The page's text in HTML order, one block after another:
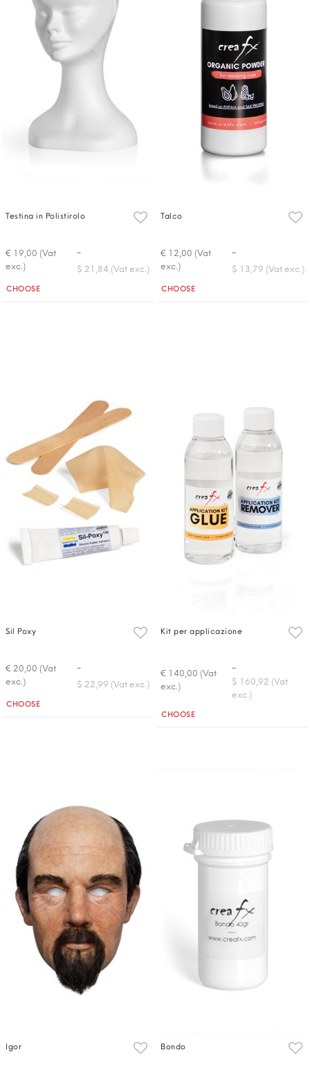
Testina in Polistirolo
€ 19,00 (Vat
exc.)
-
$ 21,84 (Vat exc.)
Quantità
CHOOSE
Talco
€ 12,00 (Vat
exc.)
-
$ 13,79 (Vat exc.)
Quantità
CHOOSE
Sil Poxy
€ 20,00 (Vat
exc.)
-
$ 22,99 (Vat exc.)
Quantità
CHOOSE
Kit per applicazione
€ 140,00 (Vat
exc.)
-
$ 160,92 (Vat
exc.)
Quantità
CHOOSE
Igor Bondo